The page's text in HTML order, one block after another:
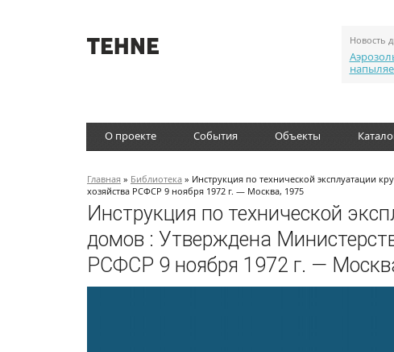
Новость
О проекте События Объекты
Главная » Библиотека » Инструкция по технической эксплуатации
хозяйства РСФСР 9 ноября 1972 г. — Москва, 1975
Инструкция по технической
домов : Утверждена
РСФСР 9 ноября 1972 г. —